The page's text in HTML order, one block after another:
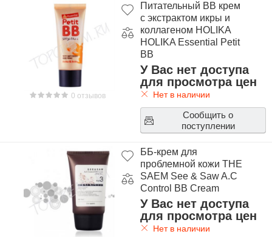
0 отзывов
Питательный ВВ крем
с экстрактом икры и
коллагеном HOLIKA
HOLIKA Essential Petit
BB
У Вас нет доступа
для просмотра цен
Нет в наличии
Сообщить о
поступлении
ББ-крем для
проблемной кожи THE
SAEM See & Saw A.C
Control BB Cream
У Вас нет доступа
для просмотра цен
Нет в наличии